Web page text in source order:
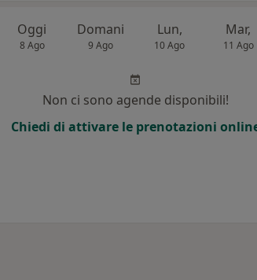
Oggi
8 Ago
Domani
9 Ago
Lun,
10 Ago
Mar,
11 Ago
Non ci sono agende disponibili!
Chiedi di attivare le prenotazioni